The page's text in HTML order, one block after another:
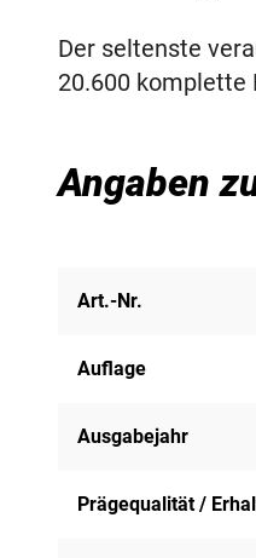
Der seltenste
20.600 komplette
Angaben
Art.-Nr.
Auflage
Ausgabejahr
Prägequalität /